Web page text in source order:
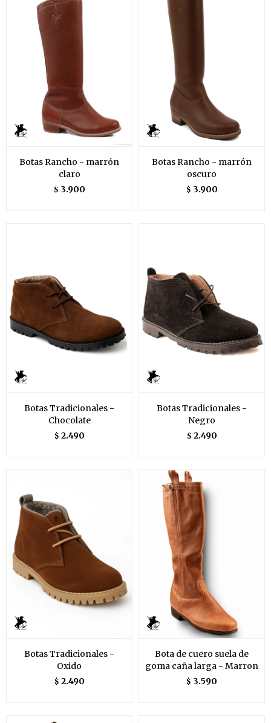
Botas Rancho - marrón
claro
$ 3.900
Botas Rancho - marrón
oscuro
$ 3.900
Botas Tradicionales -
Chocolate
$ 2.490
Botas Tradicionales -
Negro
$ 2.490
Botas Tradicionales -
Oxido
$ 2.490
Bota de cuero suela de
goma caña larga - Marron
$ 3.590